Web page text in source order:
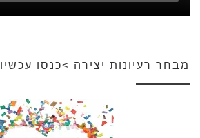
מבחר רעיונות יצירה >כנסו עכשיו